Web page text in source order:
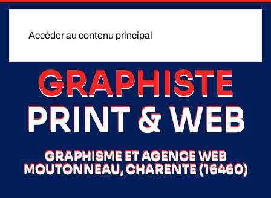
Accéder au contenu principal
GRAPHISTE
PRINT & WEB
GRAPHISME ET AGENCE WEB
MOUTONNEAU, CHARENTE (16460)